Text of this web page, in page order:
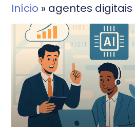
Início » agentes